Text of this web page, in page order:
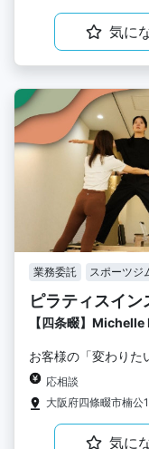
気に
業務委託 スポーツジ
ピラティスイ
【四条畷】Michelle
お客様の「変わりた
応相談
大阪府四條畷市楠公
気に